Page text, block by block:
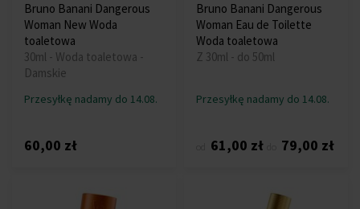
Bruno Banani Dangerous
Woman New Woda
toaletowa
30ml - Woda toaletowa -
Damskie
Przesyłkę nadamy do 14.08.
60,00 zł
Bruno Banani Dangerous
Woman Eau de Toilette
Woda toaletowa
Z 30ml - do 50ml
Przesyłkę nadamy do 14.08.
61,00 zł 79,00 zł